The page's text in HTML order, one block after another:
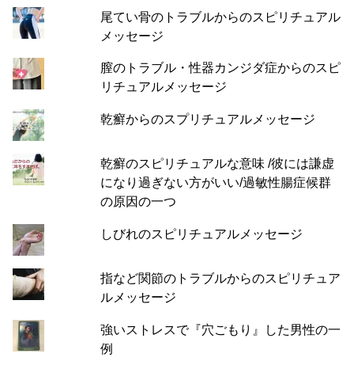
尾てい骨のトラブルからのスピリチュアル
メッセージ
膣のトラブル・性器カンジダ症からのスピ
リチュアルメッセージ
乾癬からのスプリチュアルメッセージ
乾癬のスピリチュアルな意味 /彼には謙虚
になり過ぎない方がいい/過敏性腸症候群
の原因の一つ
しびれのスピリチュアルメッセージ
指など関節のトラブルからのスピリチュア
ルメッセージ
強いストレスで『穴ごもり』した男性の一
例